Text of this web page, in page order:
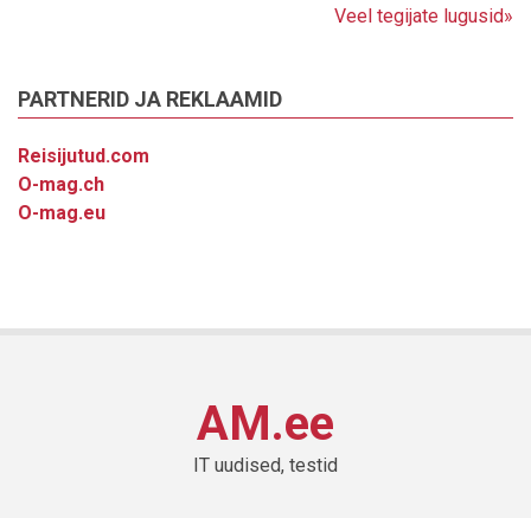
Veel tegijate lugusid»
PARTNERID JA REKLAAMID
Reisijutud.com
O-mag.ch
O-mag.eu
AM.ee
IT uudised, testid